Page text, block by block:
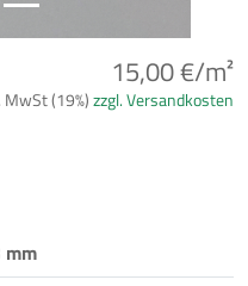
15,00 €/m²
MwSt (19%)zzgl. Versandkosten
mm